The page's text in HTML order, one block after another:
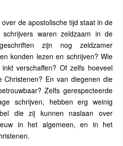
de apostolische tijd staat in de
schrijvers waren zeldzaam in de
zijn nog zeldzamer
konden lezen en schrijven? Wie
verschaffen? Of zelfs hoeveel
En van diegenen die
Zelfs gerespecteerde
schrijven, hebben erg weinig
die zij kunnen naslaan over
in het algemeen, en in het